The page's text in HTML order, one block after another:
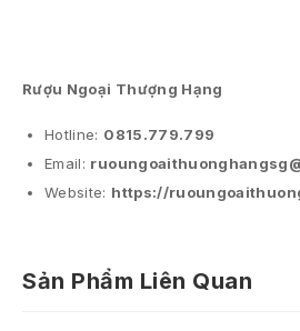
Rượu Ngoại Thượng Hạng
Hotline: 0815.779.799
Email:
Website: https://
Sản Phẩm Liên Quan